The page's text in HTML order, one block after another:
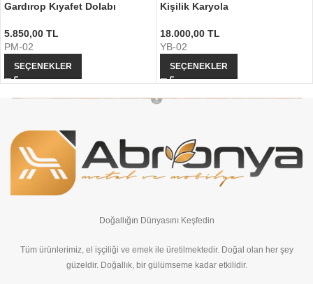
Gardırop Kıyafet Dolabı
5.850,00 TL
PM-02
SEÇENEKLER
Kişilik Karyola
18.000,00 TL
YB-02
SEÇENEKLER
Doğallığın Dünyasını Keşfedin
Tüm ürünlerimiz, el işçiliği ve emek ile üretilmektedir. Doğal olan her şey
güzeldir. Doğallık, bir gülümseme kadar etkilidir.